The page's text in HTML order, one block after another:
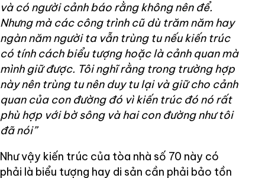
và có người cảnh báo rằng không nên để.
Nhưng mà các công trình cũ dù trăm năm hay
ngàn năm người ta vẫn trùng tu nếu kiến trúc
có tính cách biểu tượng hoặc là cảnh quan mà
mình giữ được. Tôi nghĩ rằng trong trường hợp
này nên trùng tu nên duy tu lại và giữ cho cảnh
quan của con đường đó vì kiến trúc đó nó rất
phù hợp với bờ sông và hai con đường như tôi
đã nói”
Như vậy kiến trúc của tòa nhà số 70 này có
phải là biểu tượng hay di sản cần phải bảo tồn